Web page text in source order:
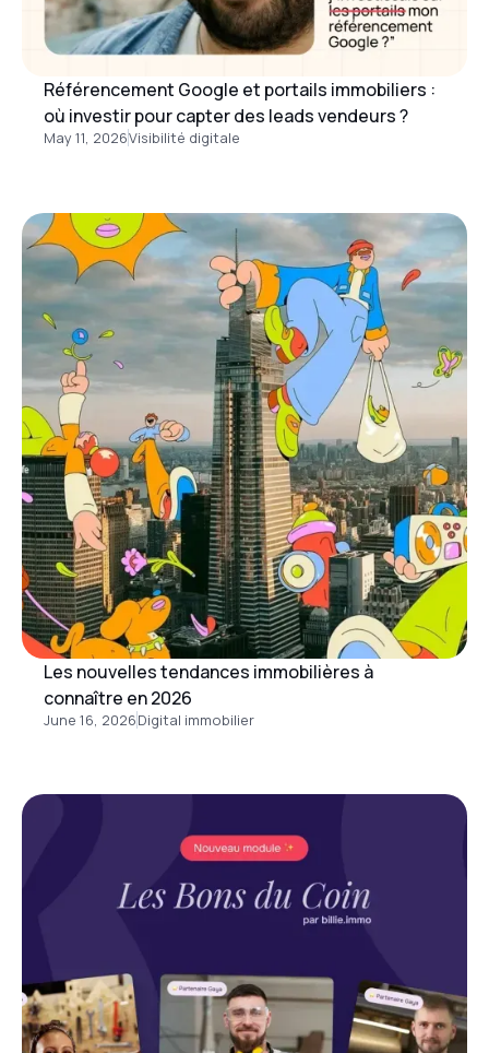
Référencement Google et portails immobiliers :
où investir pour capter des leads vendeurs ?
May 11, 2026Visibilité digitale
Les nouvelles tendances immobilières à
connaître en 2026
June 16, 2026Digital immobilier